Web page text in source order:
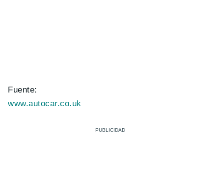
Fuente:
www.autocar.co.uk